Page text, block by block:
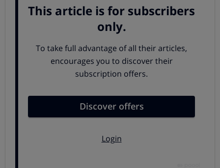
salud sexual:
1. No descuides las medidas de prevención contra
preservativoes indiscutiblemente eficaz para evitar la
transmisión del VIH. En el caso de otras infecciones en
las que la transmisión ocurre por contacto directo entre
humano, el herpes genital o el molusco contagioso) la
protección que ofrece es solo parcial, pero aun así es
2. El virus del papiloma humano (VPH) es la ITS más